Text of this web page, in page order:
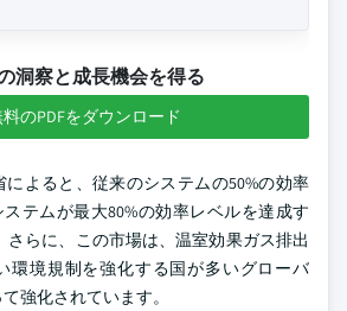
洞察と成長機会を得る
のPDFをダウンロード
よると、従来のシステムの50%の効率
ステムが最大80%の効率レベルを達成す
さらに、この市場は、温室効果ガス排出
環境規制を強化する国が多いグローバ
強化されています。